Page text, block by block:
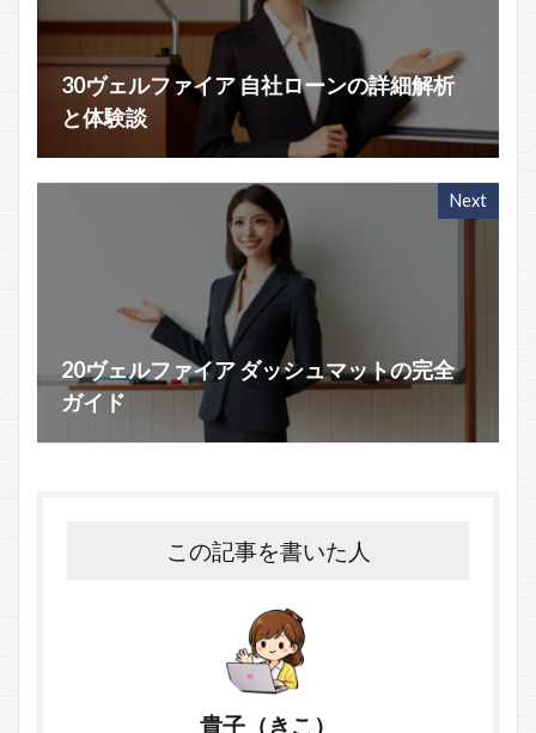
30ヴェルファイア 自社ローンの詳細解析
と体験談
Next
20ヴェルファイア ダッシュマットの完全
ガイド
この記事を書いた人
貴子（きこ）